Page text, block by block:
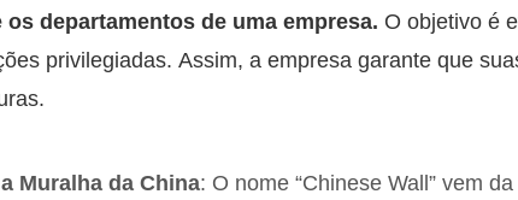
departamentos de uma empresa. O objetivo é
privilegiadas. Assim, a empresa garante que
Muralha da China: O nome “Chinese Wall” vem